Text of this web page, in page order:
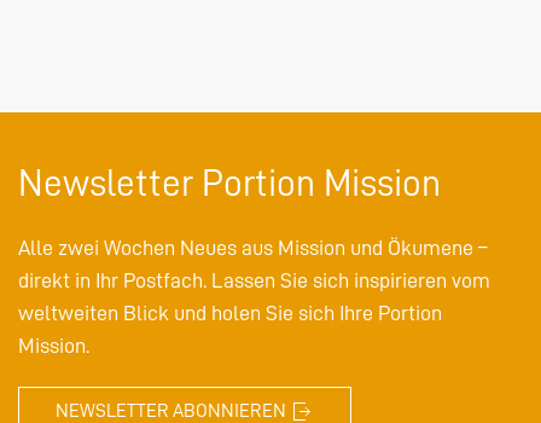
Newsletter Portion Mission
Alle zwei Wochen Neues aus Mission und Ökumene –
direkt in Ihr Postfach. Lassen Sie sich inspirieren vom
weltweiten Blick und holen Sie sich Ihre Portion
Mission.
NEWSLETTER ABONNIEREN